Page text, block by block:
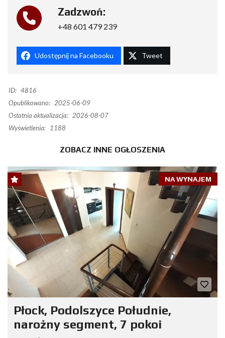
Zadzwoń:
+48 601 479 239
Udostępnij na Facebooku Tweet
ID: 4816
Opublikowano: 2025-06-09
Ostatnia aktualizacja: 2026-08-07
Wyświetlenia:
1188
ZOBACZ INNE OGŁOSZENIA
NA WYNAJEM
Płock, Podolszyce Południe,
narożny segment, 7 pokoi